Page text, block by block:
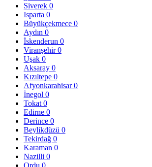
Siverek 0
Isparta 0
Büyükçekmece 0
Aydın 0
İskenderun 0
Viranşehir0
Uşak 0
Aksaray 0
Kızıltepe 0
Afyonkarahisar0
İnegol 0
Tokat 0
Edirne 0
Derince 0
Beylikdüzü 0
Tekirdağ 0
Karaman 0
Nazilli 0
Ordu 0